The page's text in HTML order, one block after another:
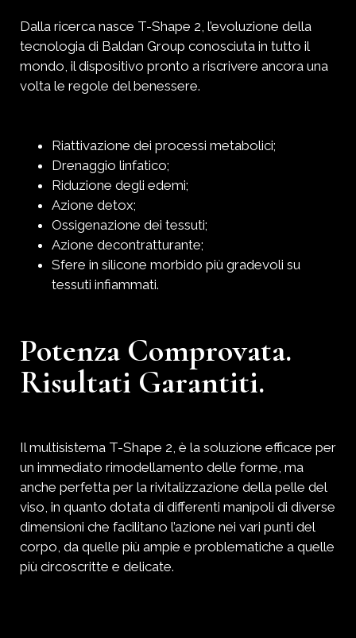
Dalla ricerca nasce T-Shape 2, l’evoluzione della
tecnologia di Baldan Group conosciuta in tutto il
mondo, il dispositivo pronto a riscrivere ancora una
volta le regole del benessere.
Riattivazione dei processi metabolici;
Drenaggio linfatico;
Riduzione degli edemi;
Azione detox;
Ossigenazione dei tessuti;
Azione decontratturante;
Sfere in silicone morbido più gradevoli su
tessuti infiammati.
Potenza Comprovata.
Risultati Garantiti.
Il multisistema T-Shape 2, è la soluzione efficace per
un immediato rimodellamento delle forme, ma
anche perfetta per la rivitalizzazione della pelle del
viso, in quanto dotata di differenti manipoli di diverse
dimensioni che facilitano l’azione nei vari punti del
corpo, da quelle più ampie e problematiche a quelle
più circoscritte e delicate.